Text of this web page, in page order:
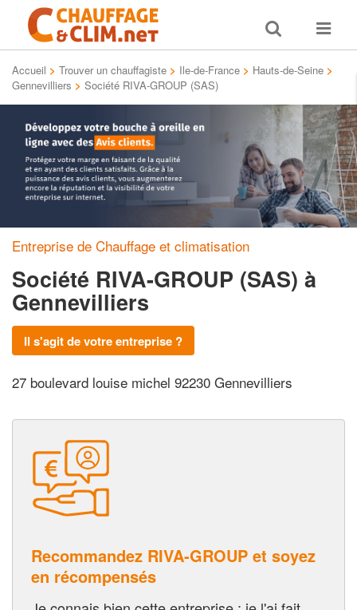
Toggle
search
Toggle
Accueil > Trouver un chauffagiste > Ile-de-France > Hauts-de-Seine >
Gennevilliers > Société RIVA-GROUP (SAS)
Entreprise de Chauffage et climatisation
Société RIVA-GROUP (SAS) à
Gennevilliers
Il s'agit de votre entreprise ?
27 boulevard louise michel 92230 Gennevilliers
Recommandez RIVA-GROUP et soyez
en récompensés